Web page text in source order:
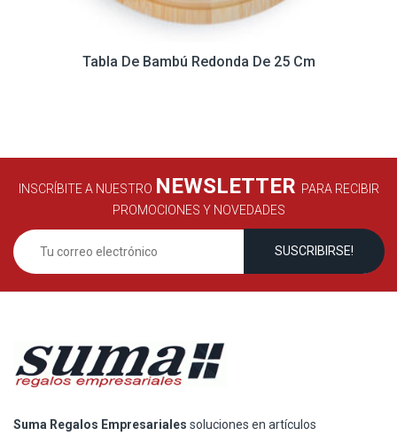
Tabla De Bambú Redonda De 25 Cm
INSCRÍBITE A NUESTRO NEWSLETTER PARA RECIBIR
PROMOCIONES Y NOVEDADES
Suma Regalos Empresariales soluciones en artículos